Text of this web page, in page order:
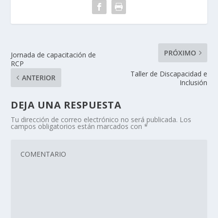
Jornada de capacitación de
RCP
ANTERIOR
PRÓXIMO
Taller de Discapacidad e
Inclusión
DEJA UNA RESPUESTA
Tu dirección de correo electrónico no será publicada. Los
campos obligatorios están marcados con*